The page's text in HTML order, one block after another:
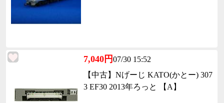
7,040円07/30 15:52
【中古】Nげーじ KATO(かとー) 307
3 EF30 2013年ろっと 【A】